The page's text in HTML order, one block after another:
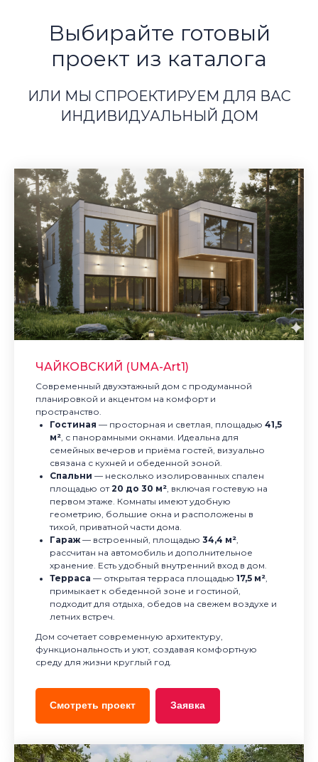
Выбирайте готовый
проект из каталога
ИЛИ МЫ СПРОЕКТИРУЕМ ДЛЯ ВАС
ИНДИВИДУАЛЬНЫЙ ДОМ
ЧАЙКОВСКИЙ (UMA-Art1)
Современный двухэтажный дом с продуманной
планировкой и акцентом на комфорт и
пространство.
Гостиная — просторная и светлая, площадью 41,5
м², с панорамными окнами. Идеальна для
семейных вечеров и приёма гостей, визуально
связана с кухней и обеденной зоной.
Спальни — несколько изолированных спален
площадью от20 до 30 м², включая гостевую на
первом этаже. Комнаты имеют удобную
геометрию, большие окна и расположены в
тихой, приватной части дома.
Гараж — встроенный, площадью 34,4 м²,
рассчитан на автомобиль и дополнительное
хранение. Есть удобный внутренний вход в дом.
Терраса — открытая терраса площадью 17,5 м²,
примыкает к обеденной зоне и гостиной,
подходит для отдыха, обедов на свежем воздухе и
летних встреч.
Дом сочетает современную архитектуру,
функциональность и уют, создавая комфортную
среду для жизни круглый год.
Смотреть проект Заявка